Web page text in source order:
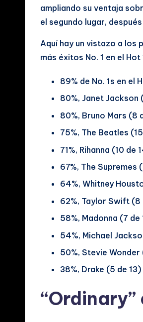
ampliando su ventaja
el segundo lugar,
Aquí hay un vistazo a los
más éxitos No. 1 en el Hot
89% de No. 1s en el
80%, Janet Jackson
80%, Bruno Mars (8
75%, The Beatles
71%, Rihanna (10 de
67%, The Supremes
64%, Whitney
62%, Taylor Swift (8
58%, Madonna (7 de
54%, Michael
50%, Stevie Wonder
38%, Drake (5 de 13)